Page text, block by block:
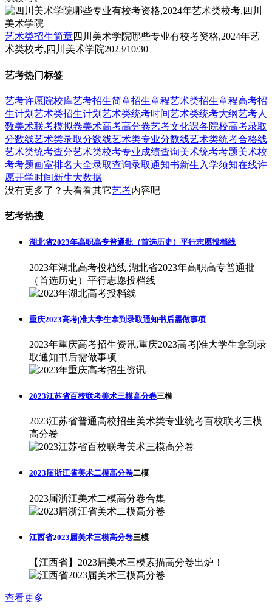
艺术类招生简章四川美术学院哪些专业有校考资格,2024年艺
术类校考,四川美术学院2023/10/30
艺考热门标签
艺考许愿院校库艺考招生简章招生章程艺术类招生章程高考招
生计划 艺术类招生计划 艺术类统考时间艺术类统考大纲艺考人
数美术联考模拟卷美术高考高分卷艺考文化课各院校高考录取
分数线艺术类录取分数线艺术类专业分数线艺术类统考合格线
艺术类统考查分艺术类校考专业成绩查询美术统考考题美术校
考考题画室排名大全录取查询录取通知书新生入学须知在线许
愿开学时间新生大数据
没有更多了？去看看其它艺考内容吧
艺考热搜
湖北省2023年高职高专普通批（首选历史）平行志愿投档线
2023年湖北高考投档线,湖北省2023年高职高专普通批
（首选历史）平行志愿投档线
重庆2023高考|准大学生拿到录取通知书后需做事项
2023年重庆高考招生资讯,重庆2023高考|准大学生拿到录
取通知书后需做事项
2023江苏省百校联考美术三模高分卷三模
2023江苏省普通高校招生美术类专业统考百校联考三模
高分卷
2023届浙江省美术二模高分卷二模
2023届浙江美术二模高分卷合集
江西省2023届美术三模高分卷三模
【江西省】2023届美术三模素描高分卷出炉！
查看更多